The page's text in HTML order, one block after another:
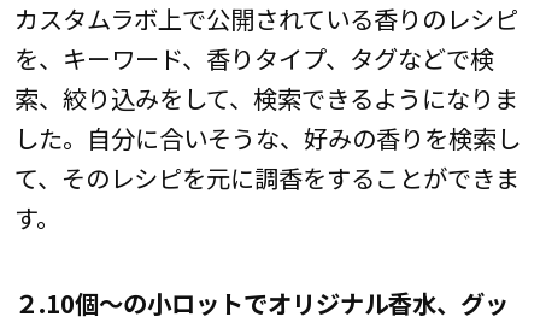
カスタムラボ上で公開されている香りのレシピ
を、キーワード、香りタイプ、タグなどで検
索、絞り込みをして、検索できるようになりま
した。自分に合いそうな、好みの香りを検索し
て、そのレシピを元に調香をすることができま
す。
２.10個～の小ロットでオリジナル香水、グッ